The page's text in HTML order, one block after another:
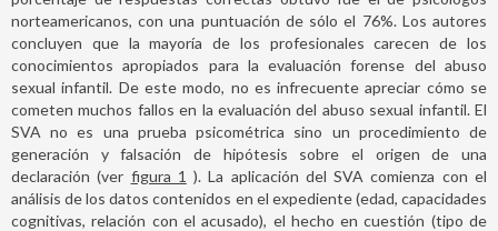
norteamericanos, con una puntuación de sólo el 76%. Los autores
concluyen que la mayoría de los profesionales carecen de los
conocimientos apropiados para la evaluación forense del abuso
sexual infantil. De este modo, no es infrecuente apreciar cómo se
cometen muchos fallos en la evaluación del abuso sexual infantil. El
SVA no es una prueba psicométrica sino un procedimiento de
generación y falsación de hipótesis sobre el origen de una
declaración (ver figura 1 ). La aplicación del SVA comienza con el
análisis de los datos contenidos en el expediente (edad, capacidades
cognitivas, relación con el acusado), el hecho en cuestión (tipo de